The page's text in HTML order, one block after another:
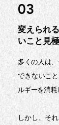
03
変えられ
いこと見
多くの人は
できないこ
ルギーを消耗
しかし、そ